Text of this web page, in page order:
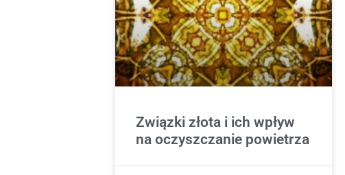
Związki złota i ich wpływ
na oczyszczanie powietrza